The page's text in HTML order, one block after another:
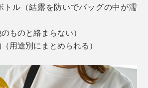
トル（結露を防いでバッグの中が濡
ものと絡まらない）
用途別にまとめられる）